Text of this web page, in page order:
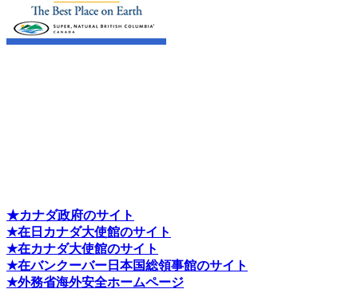
★カナダ政府のサイト
★在日カナダ大使館のサイト
★在カナダ大使館のサイト
★在バンクーバー日本国総領事館のサイト
★外務省海外安全ホームページ